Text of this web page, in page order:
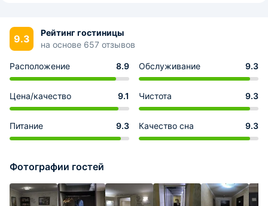
9.3
Рейтинг гостиницы
на основе 657 отзывов
Расположение 8.9 Обслуживание 9.3
Цена/качество 9.1 Чистота 9.3
Питание 9.3 Качество сна 9.3
Фотографии гостей